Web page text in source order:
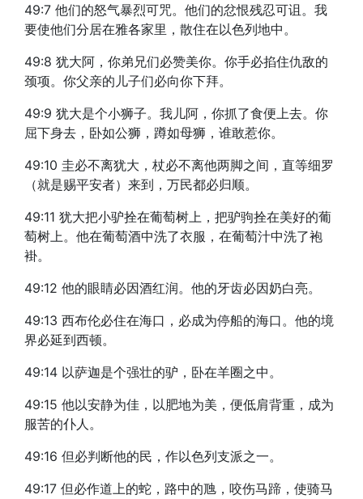
49:7 他们的怒气暴烈可咒。他们的忿恨残忍可诅。我
要使他们分居在雅各家里，散住在以色列地中。
49:8 犹大阿，你弟兄们必赞美你。你手必掐住仇敌的
颈项。你父亲的儿子们必向你下拜。
49:9 犹大是个小狮子。我儿阿，你抓了食便上去。你
屈下身去，卧如公狮，蹲如母狮，谁敢惹你。
49:10 圭必不离犹大，杖必不离他两脚之间，直等细罗
（就是赐平安者）来到，万民都必归顺。
49:11 犹大把小驴拴在葡萄树上，把驴驹拴在美好的葡
萄树上。他在葡萄酒中洗了衣服，在葡萄汁中洗了袍
褂。
49:12 他的眼睛必因酒红润。他的牙齿必因奶白亮。
49:13 西布伦必住在海口，必成为停船的海口。他的境
界必延到西顿。
49:14 以萨迦是个强壮的驴，卧在羊圈之中。
49:15 他以安静为佳，以肥地为美，便低肩背重，成为
服苦的仆人。
49:16 但必判断他的民，作以色列支派之一。
49:17 但必作道上的蛇，路中的虺，咬伤马蹄，使骑马